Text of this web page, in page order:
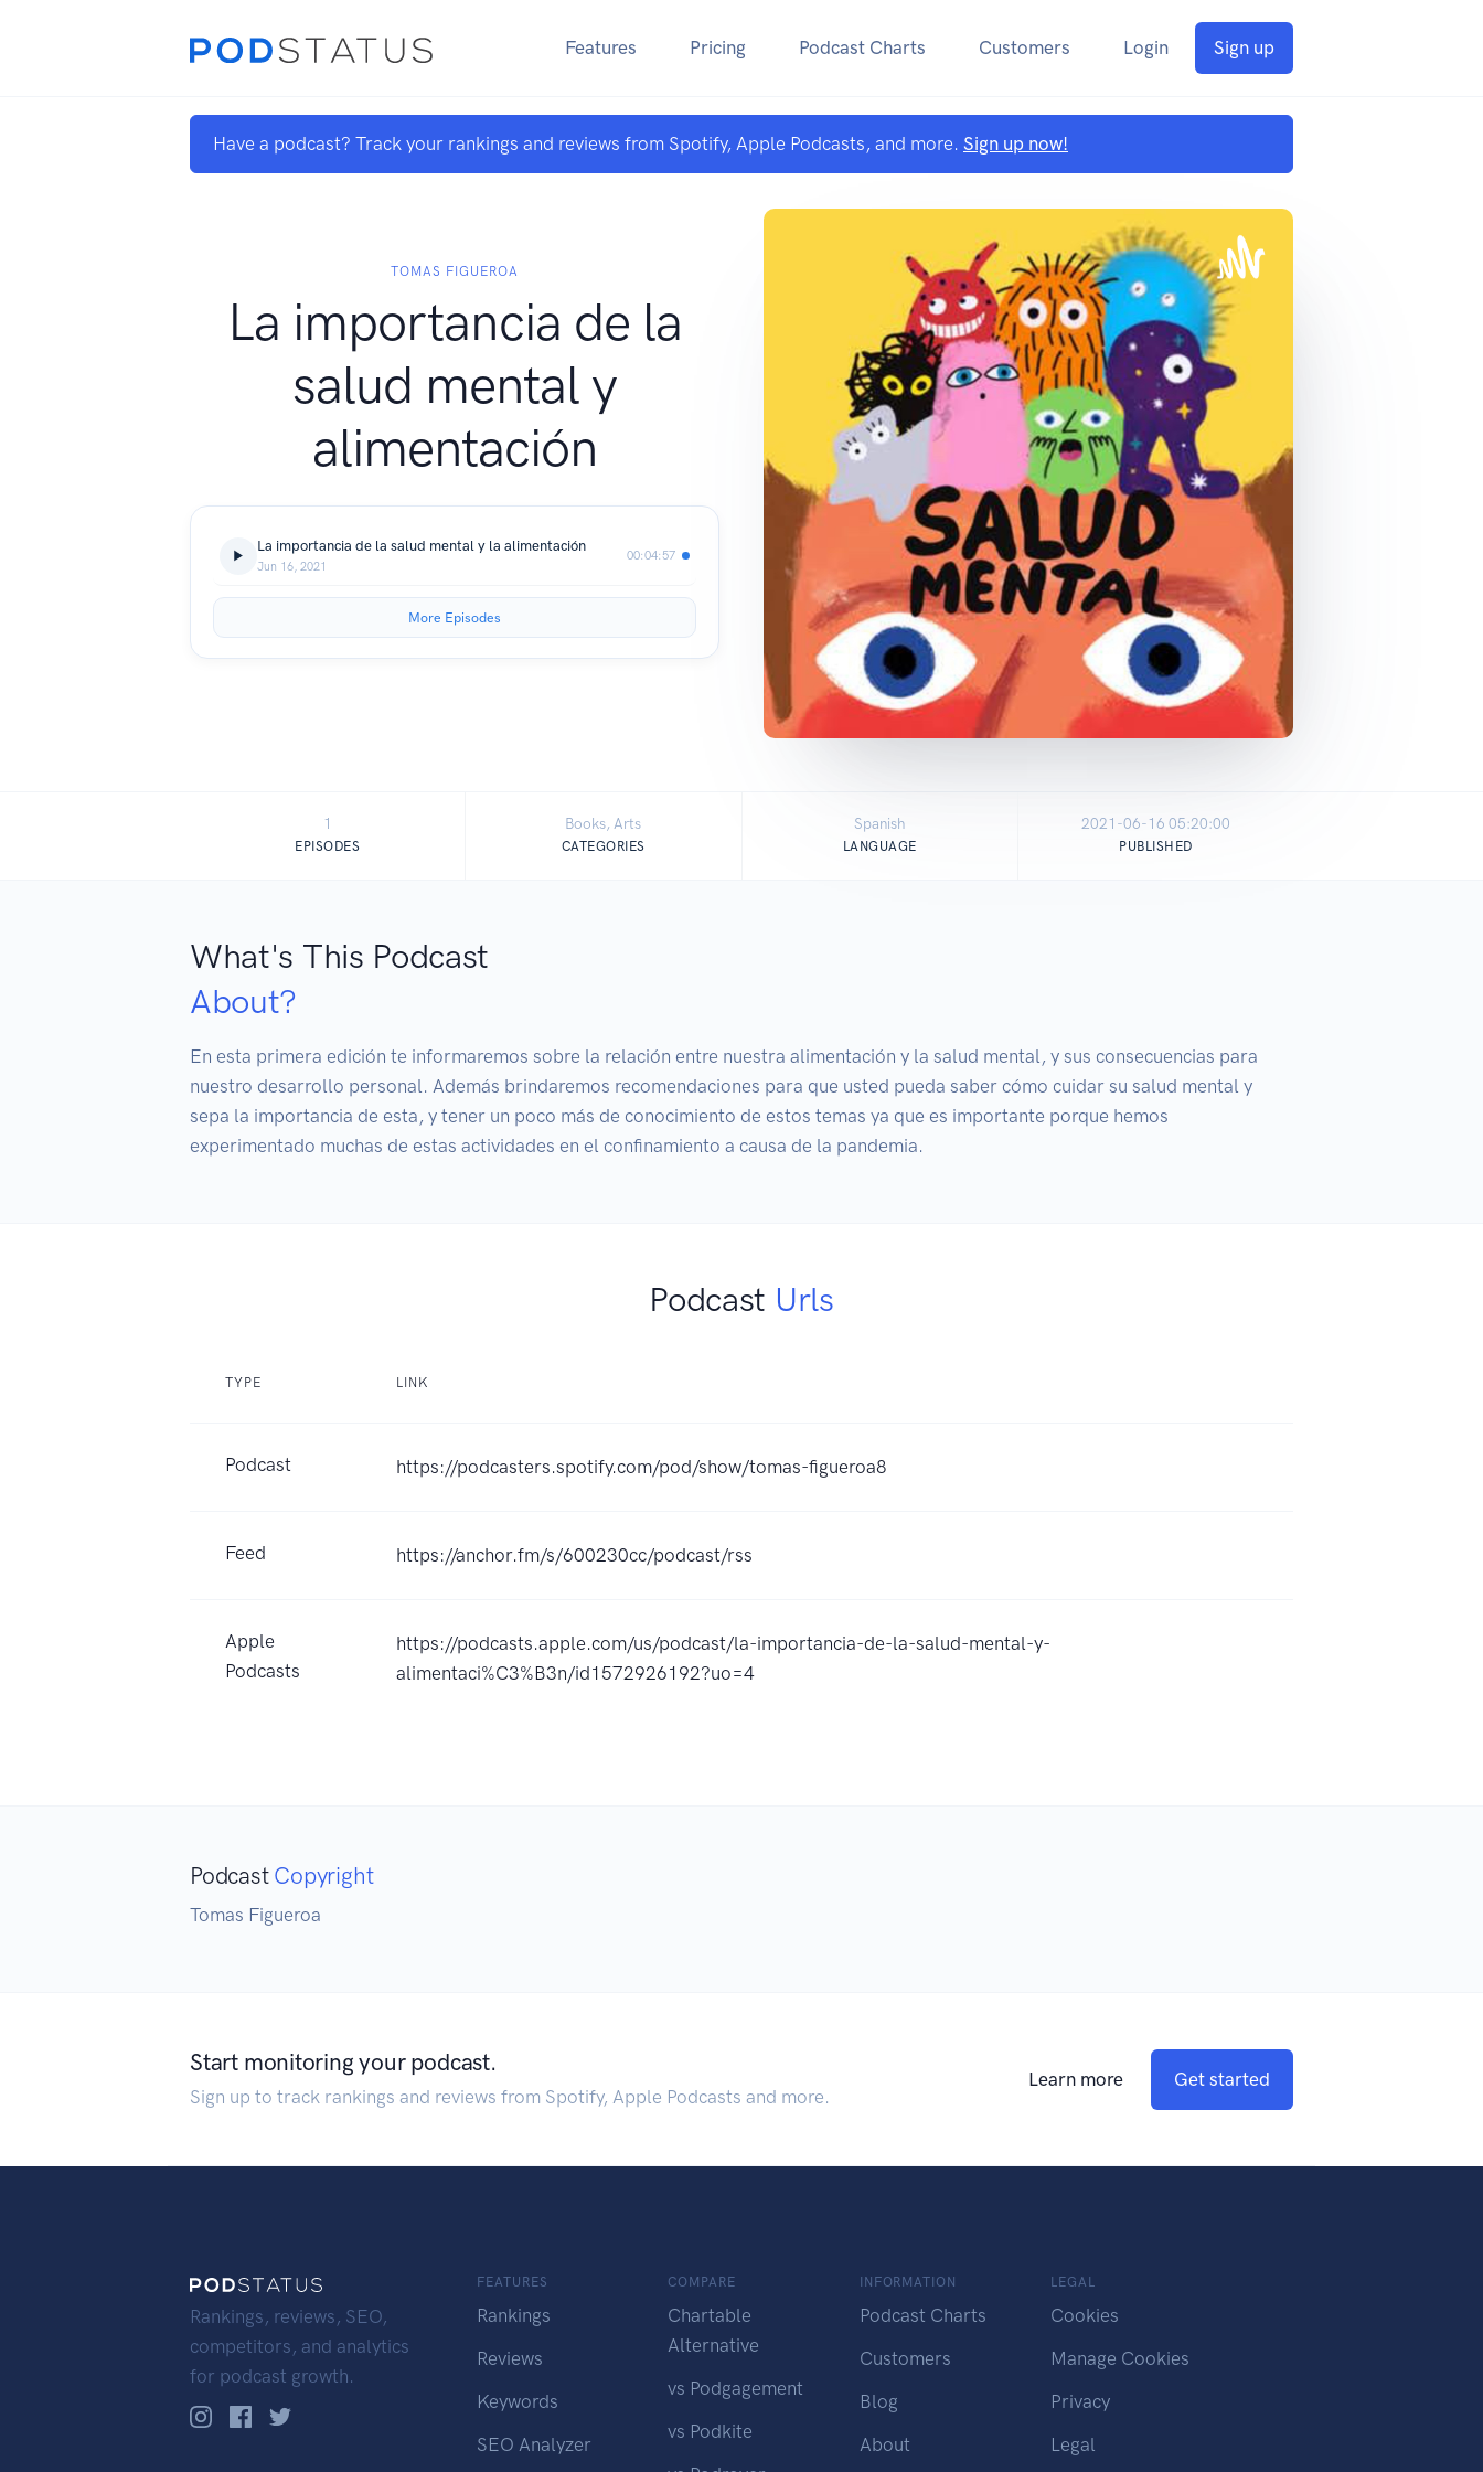
Features Pricing Podcast Charts Customers Login Sign up
Have a podcast? Track your rankings and reviews from Spotify, Apple Podcasts, and more. Sign up now!
TOMAS FIGUEROA
La importancia de la
salud mental y
alimentación
La importancia de la salud mental y la alimentación
Jun 16, 2021
00:04:57
More Episodes
1
EPISODES
Books, Arts
CATEGORIES
Spanish
LANGUAGE
2021-06-16 05:20:00
PUBLISHED
What's This Podcast
About?
En esta primera edición te informaremos sobre la relación entre nuestra alimentación y la salud mental, y sus consecuencias para
nuestro desarrollo personal. Además brindaremos recomendaciones para que usted pueda saber cómo cuidar su salud mental y
sepa la importancia de esta, y tener un poco más de conocimiento de estos temas ya que es importante porque hemos
experimentado muchas de estas actividades en el confinamiento a causa de la pandemia.
Podcast Urls
TYPE LINK
Podcast https://podcasters.spotify.com/pod/show/tomas-figueroa8
Feed https://anchor.fm/s/600230cc/podcast/rss
Apple
Podcasts
https://podcasts.apple.com/us/podcast/la-importancia-de-la-salud-mental-y-
alimentaci%C3%B3n/id1572926192?uo=4
Podcast Copyright
Tomas Figueroa
Start monitoring your podcast.
Sign up to track rankings and reviews from Spotify, Apple Podcasts and more.
Learn more Get started
Rankings, reviews, SEO,
competitors, and analytics
for podcast growth.
FEATURES
Rankings
Reviews
Keywords
SEO Analyzer
COMPARE
Chartable
Alternative
vs Podgagement
vs Podkite
INFORMATION
Podcast Charts
Customers
Blog
About
LEGAL
Cookies
Manage Cookies
Privacy
Legal